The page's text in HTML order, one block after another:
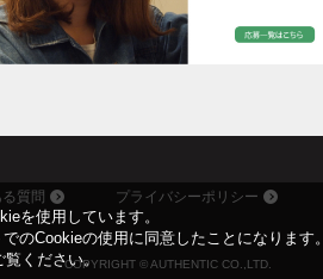
質問 プライバシーポリシー
COPYRIGHT © AUTHENTIC CO.,LTD.
を使用しています。
のCookieの使用に同意したことになります。
覧ください。